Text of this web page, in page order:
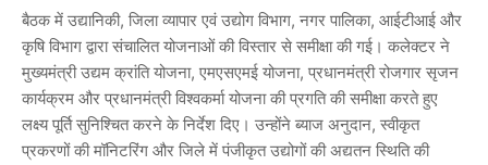
बैठक में उद्यानिकी, जिला व्यापार एवं उद्योग विभाग, नगर पालिका, आईटीआई और
कृषि विभाग द्वारा संचालित योजनाओं की विस्तार से समीक्षा की गई। कलेक्टर ने
मुख्यमंत्री उद्यम क्रांति योजना, एमएसएमई योजना, प्रधानमंत्री रोजगार सृजन
कार्यक्रम और प्रधानमंत्री विश्वकर्मा योजना की प्रगति की समीक्षा करते हुए
लक्ष्य पूर्ति सुनिश्चित करने के निर्देश दिए। उन्होंने ब्याज अनुदान, स्वीकृत
प्रकरणों की मॉनिटरिंग और जिले में पंजीकृत उद्योगों की अद्यतन स्थिति की